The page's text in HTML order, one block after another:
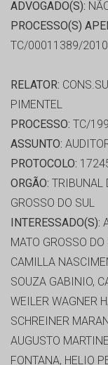
ADVOGADO(S):
PROCESSO(S)
TC/00011389/2010
RELATOR:
PIMENTEL
PROCESSO: TC/
ASSUNTO:
PROTOCOLO:
ORGÃO: TRIBUNAL
GROSSO DO SUL
INTERESSADO(S):
MATO GROSSO
CAMILLA
SOUZA GABINIO,
WEILER WAGNER
SCHREINER
AUGUSTO
FONTANA, HELIO